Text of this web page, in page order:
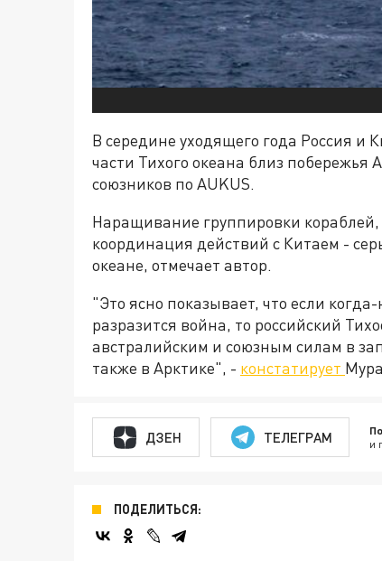
В середине уходящего года Россия и
части Тихого океана близ
союзников по AUKUS.
Наращивание группировки
координация действий с Китаем -
океане, отмечает автор.
"Это ясно показывает, что если
разразится война, то российский
австралийским и союзным силам в
также в Арктике", - констатирует
ДЗЕН ТЕЛЕГРАМ и
ПОДЕЛИТЬСЯ: